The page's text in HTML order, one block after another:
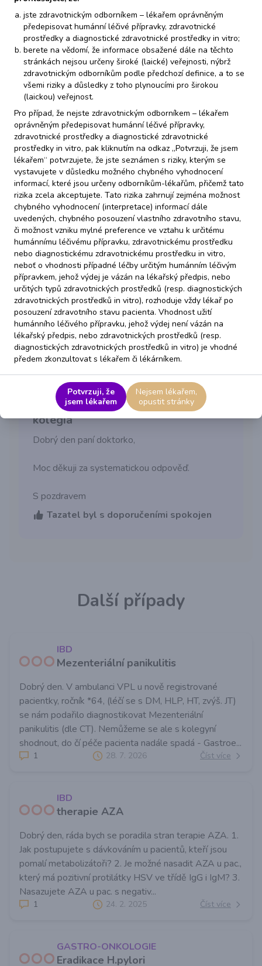
ideálně pracoviště, kde byla původně
operována. Chirurgové následně rozhodují o
optimální strategii (redo výkon, rozšíření
resekce). V nejzávažnějších případech, kdy
rekonstrukční postupy selhávají, volí jako ultima
ratio derivační stomii.
- Pokud bude RAIR přítomen, pak obtíže spíše
odpovídají funkční poruše defekace (dyssynergii,
sekundární rigiditě rekta po chronické obstrukci).
V tomto případě je chirurgická léčba
kontraindikována a nejúčinnější je cílená terapie:
fyzioterapie pánevního dna, evakuační trénink,
event. balónkový trénink či řízené dilatace podle
nálezu.
Doporučuji proto: provést HRAM a následně
vrátit pacientku do specializovaného
chirurgického centra k posouzení dalšího postupu
(tam, kde byla původně operována, popř. lze
konzultovat FN Motol).
S pozdravem,
MUDr. Kateřina Košťálová
pplk. MUDr. Kateřina Košťálová
10. 12. 2025 18:14
Vyjádření lékaře k doporučení
kolegia
Dobrý den paní doktorko,
Moc děkuji za systematickou odpověď.
S pozdravem
Tazatel byl s doporučeními spokojen
Další případy
IBD
Mezenteriální panikulitis
Dobrý den. V ambulanci VPL u nově registrované
pacientky, ročník *64, (léčí se s DM, HLP, HT, zvýš. JT)
se nám podařilo diagnostikovat Mezenteriální
panikulitis (dle CT). Nemůžeme se ale s kolegyní
shodnout, do čí péče pacienta nadále spadá - Gastroe...
1 28. 7. 2026 Číst více
IBD
therapie AZA
Dobrý den, ráda bych se poradila stran terapie AZA. 1.
Jak postupujete s dávkováním u pacientů, kteří jsou
pomalí metabolizátoři? 2. Je možné nasadit AZA u pac.,
který má pozitivní protilátky HSV ve třídě IgG i IgM? 3.
Nasazujete AZA u pac. s negativ...
1 24. 2. 2025 Číst více
GASTRO-ONKOLOGIE
Eradikace H.pylori
jste zdravotnickým odborníkem – lékařem oprávněným
předepisovat humánní léčivé přípravky, zdravotnické
prostředky a diagnostické zdravotnické prostředky in vitro;
berete na vědomí, že informace obsažené dále na těchto
stránkách nejsou určeny široké (laické) veřejnosti, nýbrž
zdravotnickým odborníkům podle předchozí definice, a to se
všemi riziky a důsledky z toho plynoucími pro širokou
(laickou) veřejnost.
Pro případ, že nejste zdravotnickým odborníkem – lékařem
oprávněným předepisovat humánní léčivé přípravky,
zdravotnické prostředky a diagnostické zdravotnické
prostředky in vitro, pak kliknutím na odkaz „Potvrzuji, že jsem
lékařem“ potvrzujete, že jste seznámen s riziky, kterým se
vystavujete v důsledku možného chybného vyhodnocení
informací, které jsou určeny odborníkům-lékařům, přičemž tato
rizika zcela akceptujete. Tato rizika zahrnují zejména možnost
chybného vyhodnocení (interpretace) informací dále
uvedených, chybného posouzení vlastního zdravotního stavu,
či možnost vzniku mylné preference ve vztahu k určitému
humánnímu léčivému přípravku, zdravotnickému prostředku
nebo diagnostickému zdravotnickému prostředku in vitro,
neboť o vhodnosti případné léčby určitým humánním léčivým
přípravkem, jehož výdej je vázán na lékařský předpis, nebo
určitých typů zdravotnických prostředků (resp. diagnostických
zdravotnických prostředků in vitro), rozhoduje vždy lékař po
posouzení zdravotního stavu pacienta. Vhodnost užití
humánního léčivého přípravku, jehož výdej není vázán na
lékařský předpis, nebo zdravotnických prostředků (resp.
diagnostických zdravotnických prostředků in vitro) je vhodné
předem zkonzultovat s lékařem či lékárníkem.
Potvrzuji, že
jsem lékařem
Nejsem lékařem,
opustit stránky